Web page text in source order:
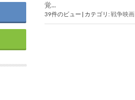
覚...
39件のビュー カテゴリ: 戦争映画